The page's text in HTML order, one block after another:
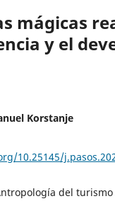
mágicas
y el
Korstanje
10.25145/
del turismo